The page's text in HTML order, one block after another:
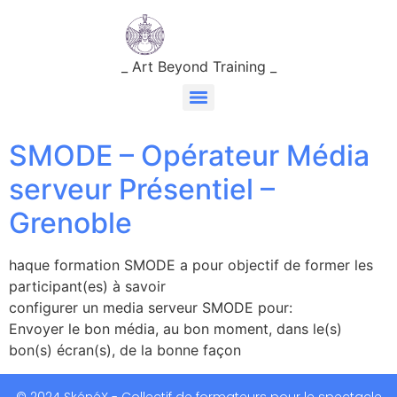
_ Art Beyond Training _
SMODE – Opérateur Média
serveur Présentiel –
Grenoble
haque formation SMODE a pour objectif de former les
participant(es) à savoir
configurer un media serveur SMODE pour:
Envoyer le bon média, au bon moment, dans le(s)
bon(s) écran(s), de la bonne façon